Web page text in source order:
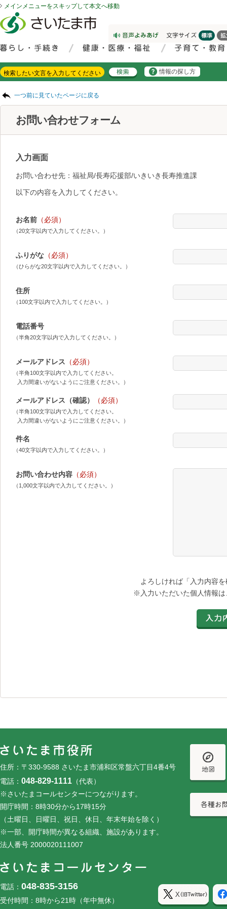
メインメニューをスキップして本文へ移動
情報の探し方
一つ前に見ていたページに戻る
お問い合わせフォーム
入力画面
お問い合わせ先：福祉局/長寿応援部/いきいき長寿推進課
以下の内容を入力してください。
お名前 （必須）
（20文字以内で入力してください。）
ふりがな （必須）
（ひらがな20文字以内で入力してください。）
住所
（100文字以内で入力してください。）
電話番号
（半角20文字以内で入力してください。）
メールアドレス （必須）
（半角100文字以内で入力してください。
入力間違いがないようにご注意ください。）
メールアドレス（確認） （必須）
（半角100文字以内で入力してください。
入力間違いがないようにご注意ください。）
件名
（40文字以内で入力してください。）
お問い合わせ内容 （必須）
（1,000文字以内で入力してください。）
よろしければ「入力内容
※入力いただいた個人情報
住所：〒330-9588 さいたま市浦和区常盤六丁目4番4号
電話： 048-829-1111 （代表）
※さいたまコールセンターにつながります。
開庁時間：8時30分から17時15分
（土曜日、日曜日、祝日、休日、年末年始を除く）
※一部、開庁時間が異なる組織、施設があります。
法人番号 2000020111007
電話： 048-835-3156
受付時間：8時から21時（年中無休）